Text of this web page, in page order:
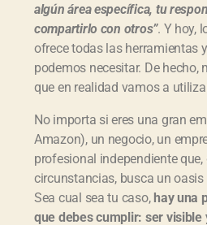
algún área específica, tu
compartirlo con otros”. Y hoy,
ofrece todas las herramientas
podemos necesitar. De hecho,
que en realidad vamos a
No importa si eres una gran
Amazon), un negocio, un
profesional independiente
circunstancias, busca un
Sea cual sea tu caso, hay una
que debes cumplir: ser visible